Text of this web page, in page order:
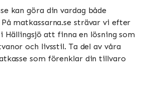
kan göra din vardag både
matkassarna.se strävar vi efter
Hällingsjö att finna en lösning som
och livsstil. Ta del av våra
som förenklar din tillvaro